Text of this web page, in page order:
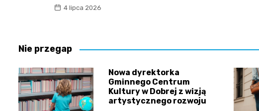
4 lipca 2026
Nie przegap
Nowa dyrektorka
Gminnego Centrum
Kultury w Dobrej z wizją
artystycznego rozwoju